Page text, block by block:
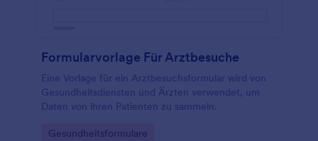
Formularvorlage Für Arztbesuche
Eine Vorlage für ein Arztbesuchsformular wird von
Gesundheitsdiensten und Ärzten verwendet, um
Daten von ihren Patienten zu sammeln.
Go to Category:
Gesundheitsformulare